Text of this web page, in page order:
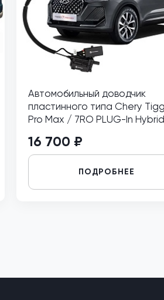
Автомобильный доводчик
пластинного типа Chery
Pro Max / 7RO PLUG-In
задний левый
16 700 ₽
ПОДРОБНЕЕ